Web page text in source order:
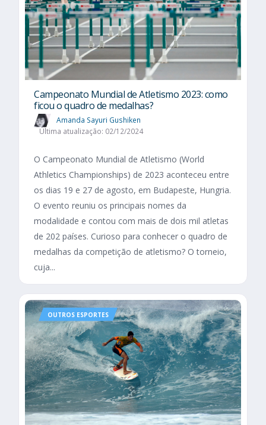
Campeonato Mundial de Atletismo 2023: como
ficou o quadro de medalhas?
Amanda Sayuri Gushiken
Última atualização: 02/12/2024
O Campeonato Mundial de Atletismo (World
Athletics Championships) de 2023 aconteceu entre
os dias 19 e 27 de agosto, em Budapeste, Hungria.
O evento reuniu os principais nomes da
modalidade e contou com mais de dois mil atletas
de 202 países. Curioso para conhecer o quadro de
medalhas da competição de atletismo? O torneio,
cuja...
OUTROS ESPORTES